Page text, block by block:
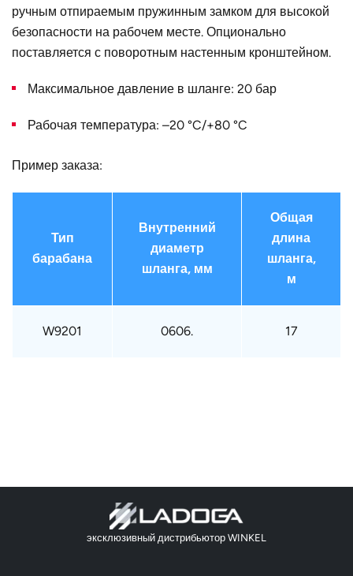
C, мм 300
исполнение
диаметр D, мм
Тип крепления
W 9253
Страна Германия
ручным отпираемым пружинным замком для высокой
безопасности на рабочем месте. Опционально
поставляется с поворотным настенным кронштейном.
Максимальное давление в шланге: 20 бар
Рабочая температура: –20 °C/+80 °C
Пример заказа:
Тип
барабана
Внутренний
диаметр
шланга, мм
Общая
длина
шланга,
м
W9201 0606. 17
эксклюзивный дистрибьютор WINKEL